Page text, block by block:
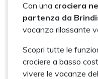
Con una crociera
partenza da
vacanza rilassante
Scopri tutte le
crociere a basso
vivere le vacanze